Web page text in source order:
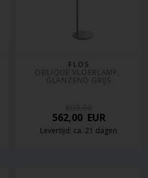
FLOS
OBLIQUE VLOERLAMP,
GLANZEND GRIJS
562,00EUR
Levertijd: ca. 21 dagen